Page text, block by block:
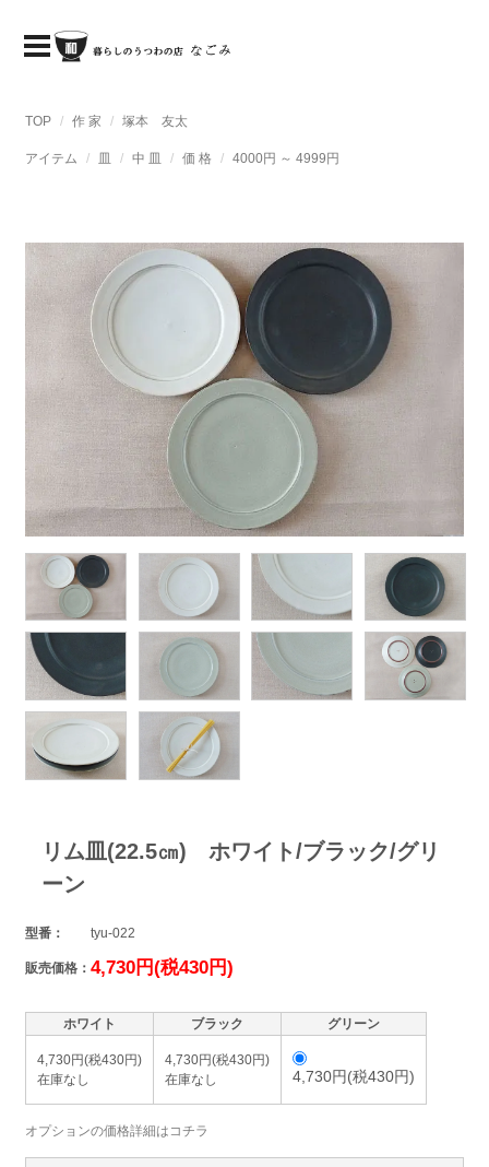
TOP 作 家 塚本 友太
アイテム 皿 中 皿 価 格 4000円 ～ 4999円
リム皿(22.5㎝) ホワイト/ブラック/グリ
ーン
型番： tyu-022
販売価格： 4,730円(税430円)
ホワイト ブラック グリーン
4,730円(税430円)
在庫なし
4,730円(税430円)
在庫なし
4,730円(税430円)
オプションの価格詳細はコチラ